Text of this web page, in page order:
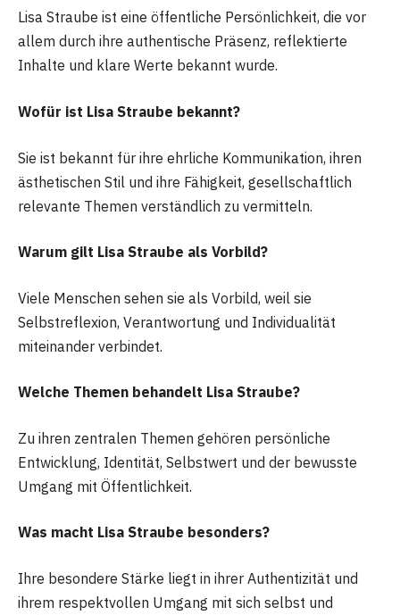
Lisa Straube ist eine öffentliche Persönlichkeit, die vor
allem durch ihre authentische Präsenz, reflektierte
Inhalte und klare Werte bekannt wurde.
Wofür ist Lisa Straube bekannt?
Sie ist bekannt für ihre ehrliche Kommunikation, ihren
ästhetischen Stil und ihre Fähigkeit, gesellschaftlich
relevante Themen verständlich zu vermitteln.
Warum gilt Lisa Straube als Vorbild?
Viele Menschen sehen sie als Vorbild, weil sie
Selbstreflexion, Verantwortung und Individualität
miteinander verbindet.
Welche Themen behandelt Lisa Straube?
Zu ihren zentralen Themen gehören persönliche
Entwicklung, Identität, Selbstwert und der bewusste
Umgang mit Öffentlichkeit.
Was macht Lisa Straube besonders?
Ihre besondere Stärke liegt in ihrer Authentizität und
ihrem respektvollen Umgang mit sich selbst und